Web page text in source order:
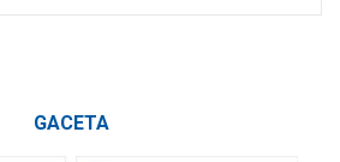
GACETA